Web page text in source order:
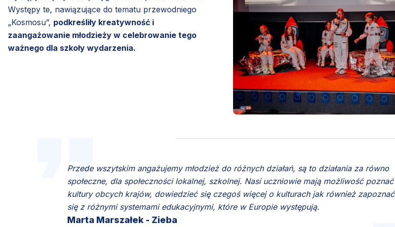
Występy te, nawiązujące do tematu przewodniego
„Kosmosu”, podkreśliły kreatywność i
zaangażowanie młodzieży w celebrowanie tego
ważnego dla szkoły wydarzenia.
Przede wszytskim angażujemy młodzież do różnych działań, są to działania za równo
społeczne, dla społeczności lokalnej, szkolnej. Nasi uczniowie mają możliwość poznać
kultury obcych krajów, dowiedzieć się czegoś więcej o kulturach jak również zapoznać
się z różnymi systemami edukacyjnymi, które w Europie występują.
Marta Marszałek - Zieba